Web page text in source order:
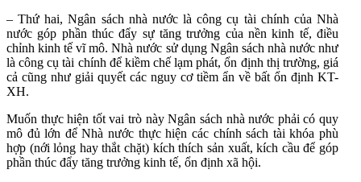
– Thứ hai, Ngân sách nhà nước là công cụ tài chính của Nhà
nước góp phần thúc đẩy sự tăng trưởng của nền kinh tế, điều
chỉnh kinh tế vĩ mô. Nhà nước sử dụng Ngân sách nhà nước như
là công cụ tài chính để kiềm chế lạm phát, ổn định thị trường, giá
cả cũng như giải quyết các nguy cơ tiềm ẩn về bất ổn định KT-
XH.
Muốn thực hiện tốt vai trò này Ngân sách nhà nước phải có quy
mô đủ lớn để Nhà nước thực hiện các chính sách tài khóa phù
hợp (nới lỏng hay thắt chặt) kích thích sản xuất, kích cầu để góp
phần thúc đẩy tăng trưởng kinh tế, ổn định xã hội.